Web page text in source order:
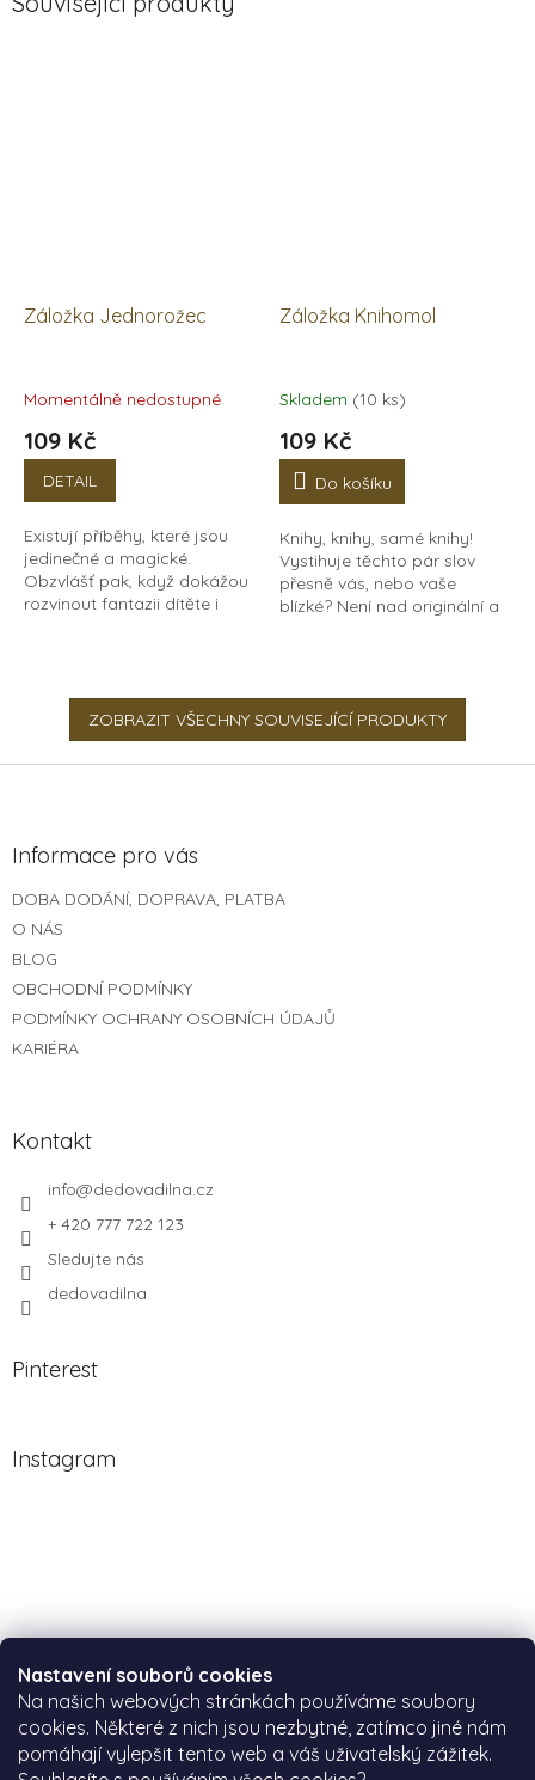
Nastavení souborů cookies
Na našich webových stránkách používáme soubory
cookies. Některé z nich jsou nezbytné, zatímco jiné nám
pomáhají vylepšit tento web a váš uživatelský zážitek.
Záložka Jednorožec
Momentálně nedostupné
109 Kč
DETAIL
Existují příběhy, které jsou
jedinečné a magické.
Obzvlášť pak, když dokážou
rozvinout fantazii dítěte i
Záložka Knihomol
Skladem (10 ks)
109 Kč
Do košíku
Knihy, knihy, samé knihy!
Vystihuje těchto pár slov
přesně vás, nebo vaše
blízké? Není nad originální a
ZOBRAZIT VŠECHNY SOUVISEJÍCÍ PRODUKTY
Informace pro vás
DOBA DODÁNÍ, DOPRAVA, PLATBA
O NÁS
BLOG
OBCHODNÍ PODMÍNKY
PODMÍNKY OCHRANY OSOBNÍCH ÚDAJŮ
KARIÉRA
Kontakt
info@dedovadilna.cz
+ 420 777 722 123
Sledujte nás
dedovadilna
Pinterest
Instagram
Sledovat na Instagramu